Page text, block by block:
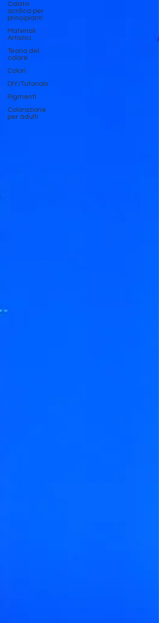
Colata
acrilica per
principianti
Materiali
Artistici
Teoria del
colore
Colori
DIY/Tutorials
Pigmenti
Colorazione
per adulti